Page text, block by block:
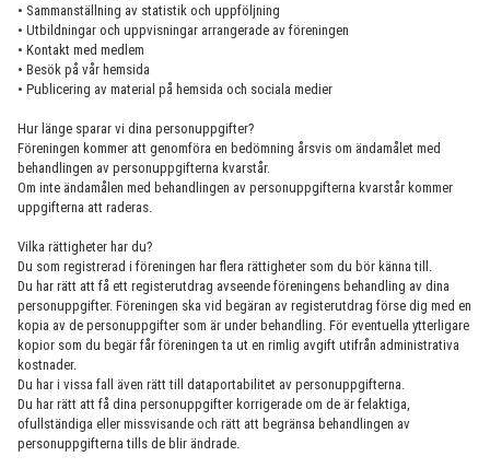
FUNKTIONÄRER
FRITIDSKORTET
• Sammanställning av statistik och uppföljning
• Utbildningar och uppvisningar arrangerade av föreningen
• Kontakt med medlem
• Besök på vår hemsida
• Publicering av material på hemsida och sociala medier
Hur länge sparar vi dina personuppgifter?
Föreningen kommer att genomföra en bedömning årsvis om ändamålet med
behandlingen av personuppgifterna kvarstår.
Om inte ändamålen med behandlingen av personuppgifterna kvarstår kommer
uppgifterna att raderas.
Vilka rättigheter har du?
Du som registrerad i föreningen har flera rättigheter som du bör känna till.
Du har rätt att få ett registerutdrag avseende föreningens behandling av dina
personuppgifter. Föreningen ska vid begäran av registerutdrag förse dig med en
kopia av de personuppgifter som är under behandling. För eventuella ytterligare
kopior som du begär får föreningen ta ut en rimlig avgift utifrån administrativa
kostnader.
Du har i vissa fall även rätt till dataportabilitet av personuppgifterna.
Du har rätt att få dina personuppgifter korrigerade om de är felaktiga,
ofullständiga eller missvisande och rätt att begränsa behandlingen av
personuppgifterna tills de blir ändrade.